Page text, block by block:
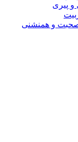
و پیرى
و همنشنى